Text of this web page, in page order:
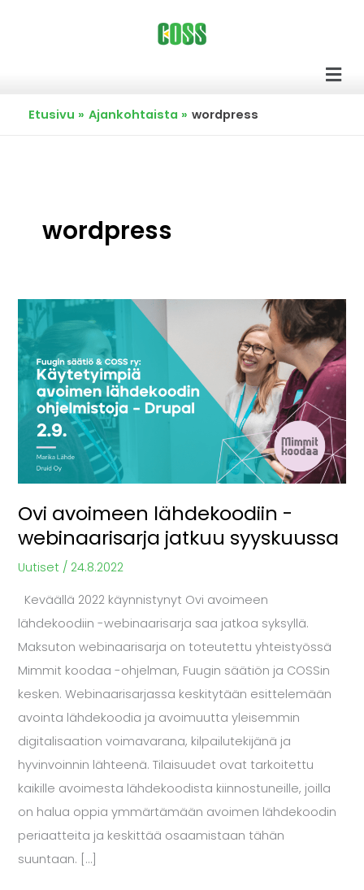
Etusivu Ajankohtaista wordpress
wordpress
Ovi avoimeen lähdekoodiin -
webinaarisarja jatkuu syyskuussa
Uutiset / 24.8.2022
Keväällä 2022 käynnistynyt Ovi avoimeen
lähdekoodiin -webinaarisarja saa jatkoa syksyllä.
Maksuton webinaarisarja on toteutettu yhteistyössä
Mimmit koodaa -ohjelman, Fuugin säätiön ja COSSin
kesken. Webinaarisarjassa keskitytään esittelemään
avointa lähdekoodia ja avoimuutta yleisemmin
digitalisaation voimavarana, kilpailutekijänä ja
hyvinvoinnin lähteenä. Tilaisuudet ovat tarkoitettu
kaikille avoimesta lähdekoodista kiinnostuneille, joilla
on halua oppia ymmärtämään avoimen lähdekoodin
periaatteita ja keskittää osaamistaan tähän
suuntaan. […]
Ovi
avoimeen
lähdekoodiin
-
webinaarisarja
jatkuu
syyskuussa